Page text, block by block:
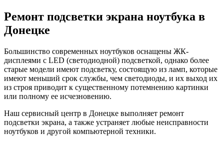
Ремонт подсветки экрана ноутбука в
Донецке
Большинство современных ноутбуков оснащены ЖК-
дисплеями с LED (светодиодной) подсветкой, однако более
старые модели имеют подсветку, состоящую из ламп, которые
имеют меньший срок службы, чем светодиоды, и их выход их
из строя приводит к существенному потемнению картинки
или полному ее исчезновению.
Наш сервисный центр в Донецке выполняет ремонт
подсветки экрана, а также устраняет любые неисправности
ноутбуков и другой компьютерной техники.